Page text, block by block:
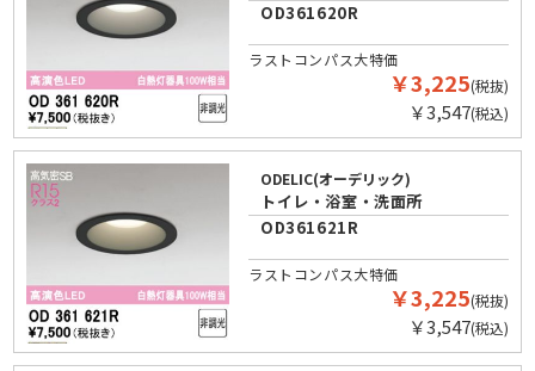
OD361620R
ラストコンパス大特価
￥3,225(税抜)
￥3,547(税込)
ODELIC(オーデリック)
トイレ・浴室・洗面所
OD361621R
ラストコンパス大特価
￥3,225(税抜)
￥3,547(税込)